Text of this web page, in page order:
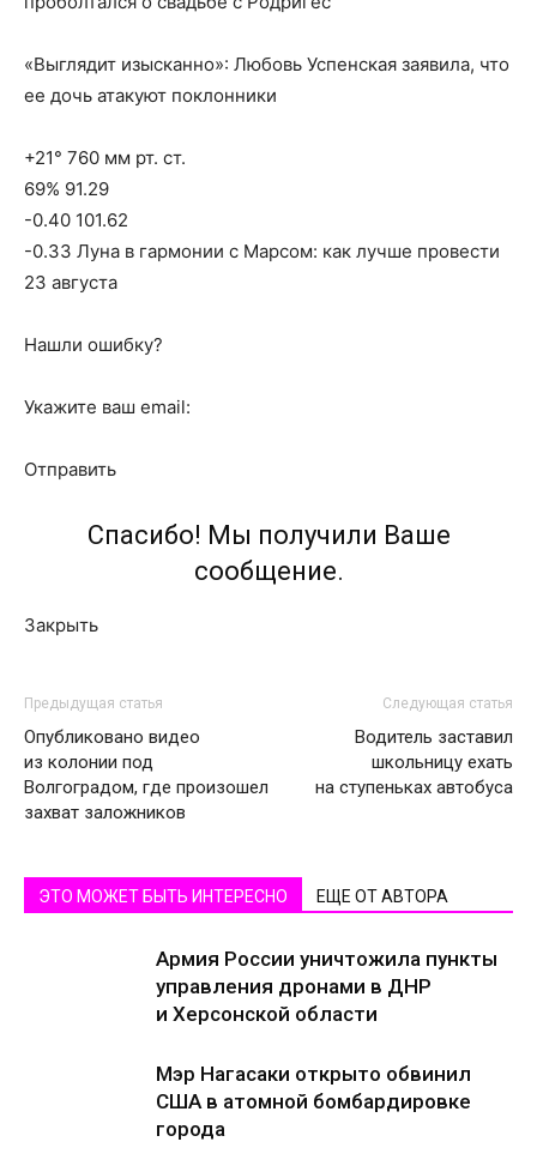
«Выглядит изысканно»: Любовь Успенская заявила, что
ее дочь атакуют поклонники
+21° 760 мм рт. ст.
69% 91.29
-0.40 101.62
-0.33 Луна в гармонии с Марсом: как лучше провести
23 августа
Нашли ошибку?
Укажите ваш email:
Отправить
Спасибо! Мы получили Ваше
сообщение.
Закрыть
Предыдущая статья
Опубликовано видео
из колонии под
Волгоградом, где произошел
захват заложников
Следующая статья
Водитель заставил
школьницу ехать
на ступеньках автобуса
ЭТО МОЖЕТ БЫТЬ ИНТЕРЕСНО ЕЩЕ ОТ АВТОРА
Армия России уничтожила пункты
управления дронами в ДНР
и Херсонской области
Мэр Нагасаки открыто обвинил
США в атомной бомбардировке
города